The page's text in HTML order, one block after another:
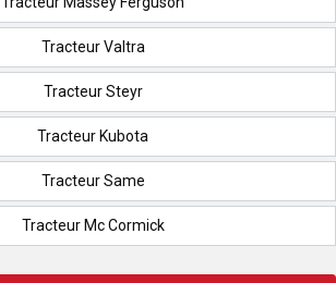
Tracteur Valtra
Tracteur Steyr
Tracteur Kubota
Tracteur Same
Tracteur Mc Cormick